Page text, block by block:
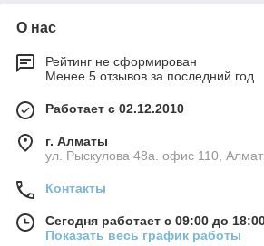
О нас
Рейтинг не сформирован
Менее 5 отзывов за последний год
Работает с 02.12.2010
г. Алматы
ул. Рыскулова 48а. офис 110,
Контакты
Сегодня работает с 09:00 до
Показать весь график работы